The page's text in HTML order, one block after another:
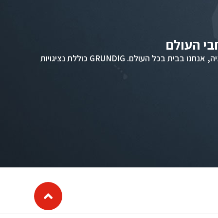
השורשים שלנו בגרמניה, אנחנו בבית בכל העולם. GRUNDIG כוללת נציגויות